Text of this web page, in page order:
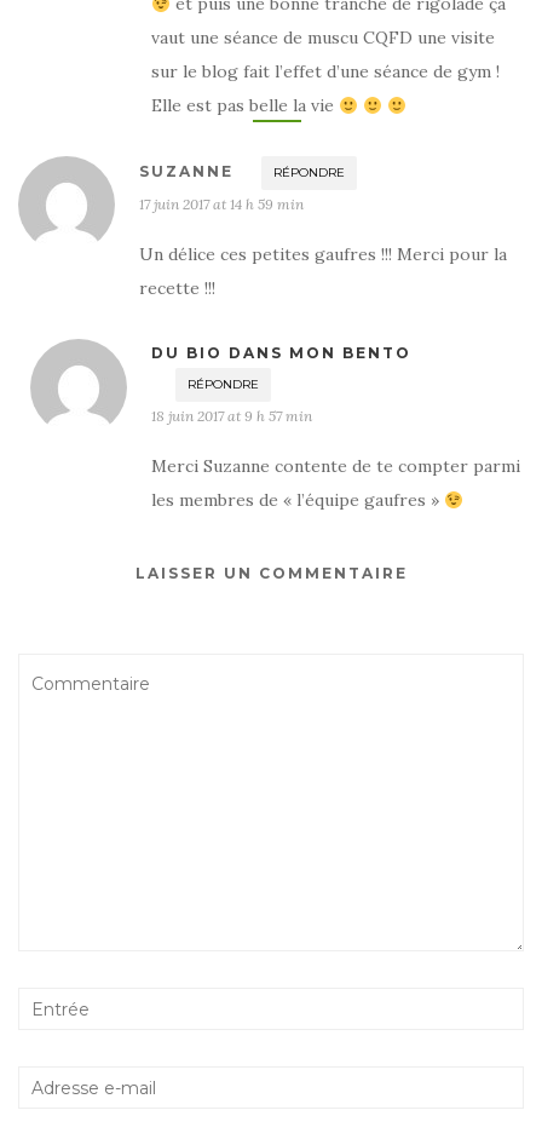
vaut une séance de muscu CQFD une visite
sur le blog fait l’effet d’une séance de gym !
Elle est pas belle la vie
SUZANNE RÉPONDRE
17 juin 2017 at 14 h 59 min
Un délice ces petites gaufres !!! Merci pour la
recette !!!
DU BIO DANS MON BENTO
RÉPONDRE
18 juin 2017 at 9 h 57 min
Merci Suzanne contente de te compter parmi
les membres de « l’équipe gaufres »
LAISSER UN COMMENTAIRE